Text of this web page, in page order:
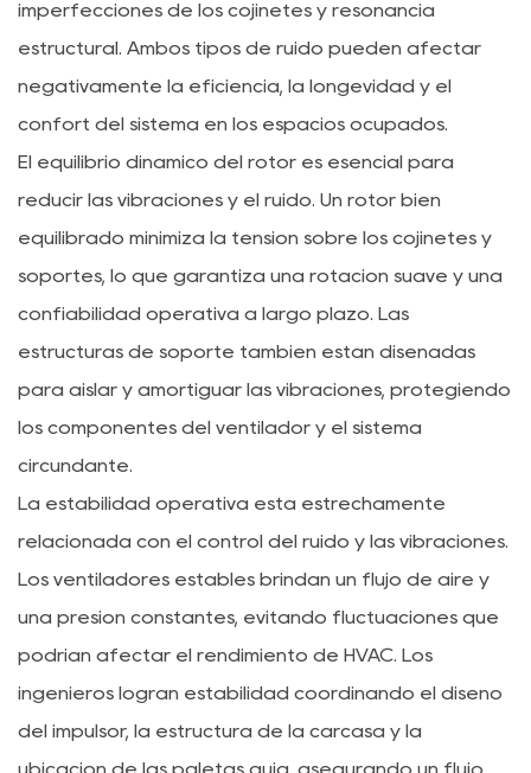
imperfecciones de los cojinetes y resonancia
estructural. Ambos tipos de ruido pueden afectar
negativamente la eficiencia, la longevidad y el
confort del sistema en los espacios ocupados.
El equilibrio dinámico del rotor es esencial para
reducir las vibraciones y el ruido. Un rotor bien
equilibrado minimiza la tensión sobre los cojinetes y
soportes, lo que garantiza una rotación suave y una
confiabilidad operativa a largo plazo. Las
estructuras de soporte también están diseñadas
para aislar y amortiguar las vibraciones, protegiendo
los componentes del ventilador y el sistema
circundante.
La estabilidad operativa está estrechamente
relacionada con el control del ruido y las vibraciones.
Los ventiladores estables brindan un flujo de aire y
una presión constantes, evitando fluctuaciones que
podrían afectar el rendimiento de HVAC. Los
ingenieros logran estabilidad coordinando el diseño
del impulsor, la estructura de la carcasa y la
ubicación de las paletas guía, asegurando un flujo